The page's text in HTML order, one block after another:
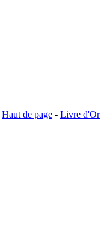
Haut de page - Livre d'Or